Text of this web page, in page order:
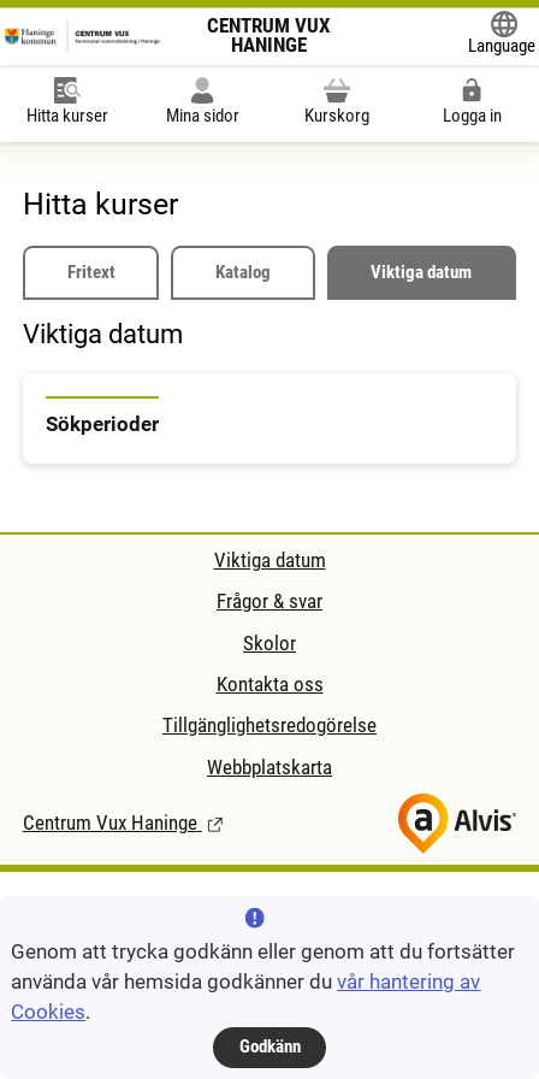
CENTRUM VUX
HANINGE
Language
Hitta kurser Mina sidor Kurskorg Logga in
Hitta kurser
Fritext Katalog Viktiga datum
Viktiga datum
Sökperioder
Viktiga datum
Frågor & svar
Skolor
Kontakta oss
Tillgänglighetsredogörelse
Webbplatskarta
Centrum Vux Haninge (Länk till extern sida.)
Genom att trycka godkänn eller genom att du fortsätter
använda vår hemsida godkänner duvår hantering av
Cookies.
Godkänn